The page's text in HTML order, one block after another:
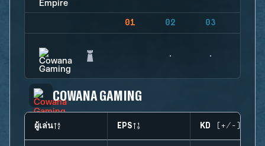
01 02 03
COWANA GAMING
ผู้เล่น EPS KD (+/-)